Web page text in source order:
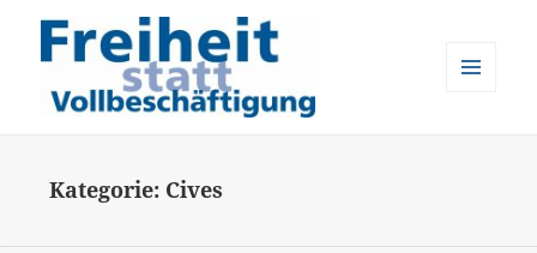
Kategorie: Cives